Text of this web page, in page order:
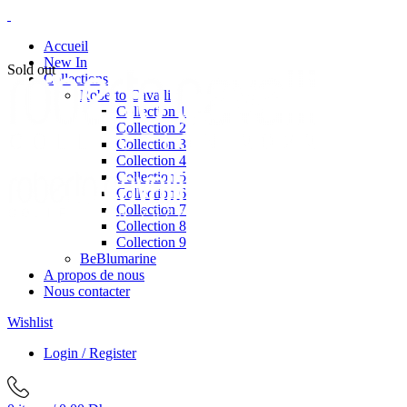
Accueil
New In
Collections
Roberto Cavalli
Collection 1
Collection 2
Collection 3
Collection 4
Collection 5
Collection 6
Collection 7
Collection 8
Collection 9
BeBlumarine
A propos de nous
Nous contacter
Wishlist
Login / Register
Sold out